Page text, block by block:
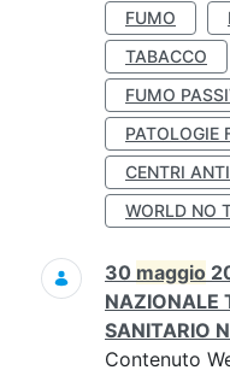
FUMO
TABACCO
FUMO
PATOLOGIE
CENTRI
WORLD NO
30 maggio
NAZIONALE
SANITARIO
Contenuto